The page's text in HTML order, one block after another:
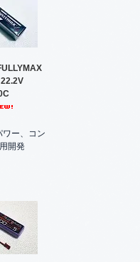
ワー、コン
開発